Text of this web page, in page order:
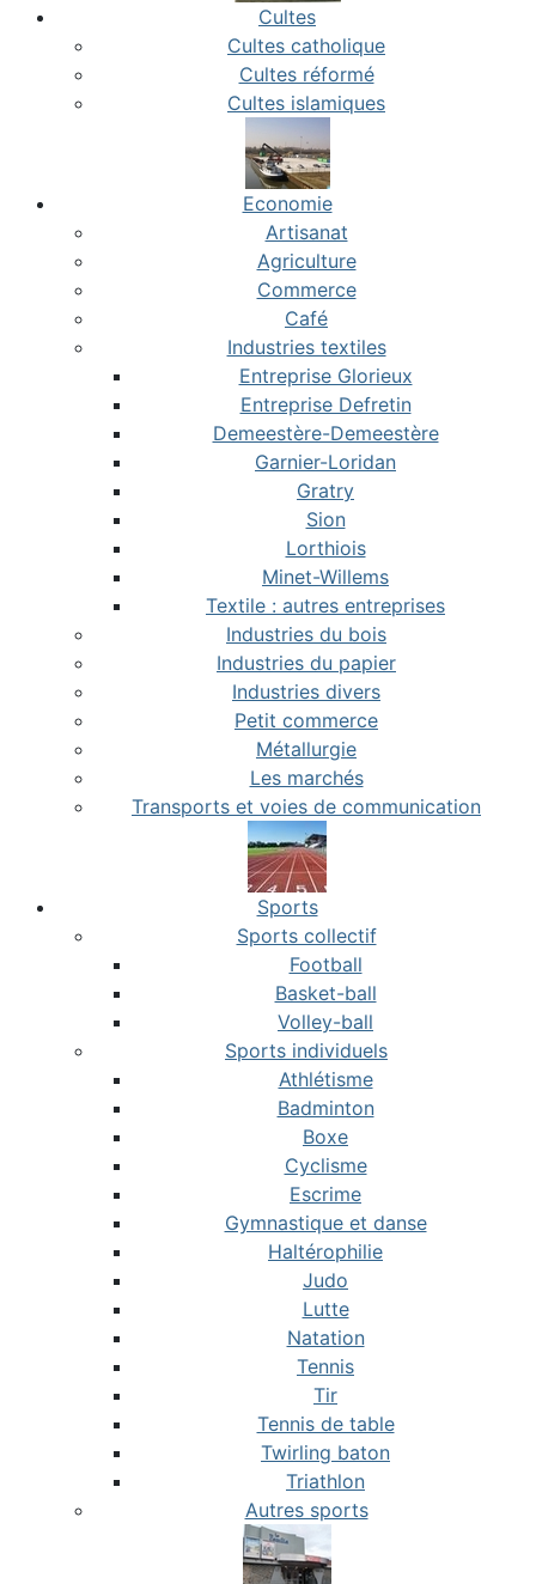
Cultes
Cultes catholique
Cultes réformé
Cultes islamiques
Economie
Artisanat
Agriculture
Commerce
Café
Industries textiles
Entreprise Glorieux
Entreprise Defretin
Demeestère-Demeestère
Garnier-Loridan
Gratry
Sion
Lorthiois
Minet-Willems
Textile : autres entreprises
Industries du bois
Industries du papier
Industries divers
Petit commerce
Métallurgie
Les marchés
Transports et voies de communication
Sports
Sports collectif
Football
Basket-ball
Volley-ball
Sports individuels
Athlétisme
Badminton
Boxe
Cyclisme
Escrime
Gymnastique et danse
Haltérophilie
Judo
Lutte
Natation
Tennis
Tir
Tennis de table
Twirling baton
Triathlon
Autres sports